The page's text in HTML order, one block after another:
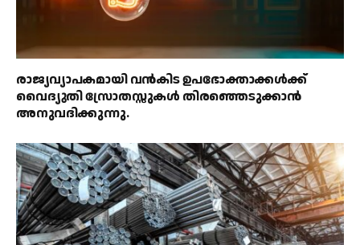
രാജ്യവ്യാപകമായി വൻകിട ഉപഭോക്താക്കൾക്ക്
വൈദ്യുതി സ്രോതസ്സുകൾ തിരഞ്ഞെടുക്കാൻ
അനുവദിക്കുന്നു.